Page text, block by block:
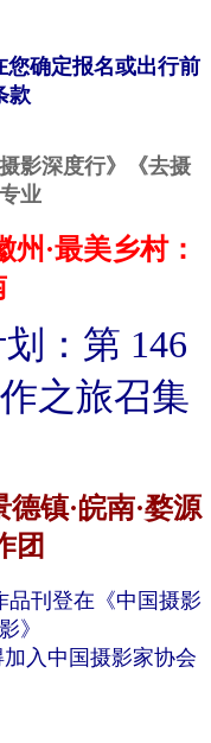
您确定报名或出行前
款
影深度行》
《去摄
业
州 ·最美乡村：
： 第 146
之旅召集
德镇·皖南·婺源
团
品刊登在《中国摄影
》
入 中国摄影家协会